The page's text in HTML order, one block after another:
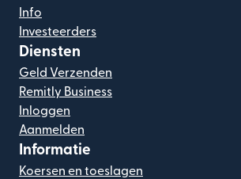
Info
Investeerders
Diensten
Geld Verzenden
Remitly Business
Inloggen
Aanmelden
Informatie
Koersen en toeslagen